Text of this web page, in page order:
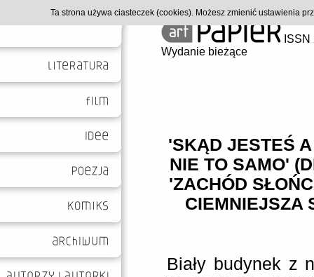
Wydanie bieżące
'SKĄD JESTEŚ
NIE TO SAMO'
'ZACHÓD
CIEMNIEJSZA
Biały budynek z
Ta strona używa ciasteczek (cookies). Możesz zmienić ustawienia